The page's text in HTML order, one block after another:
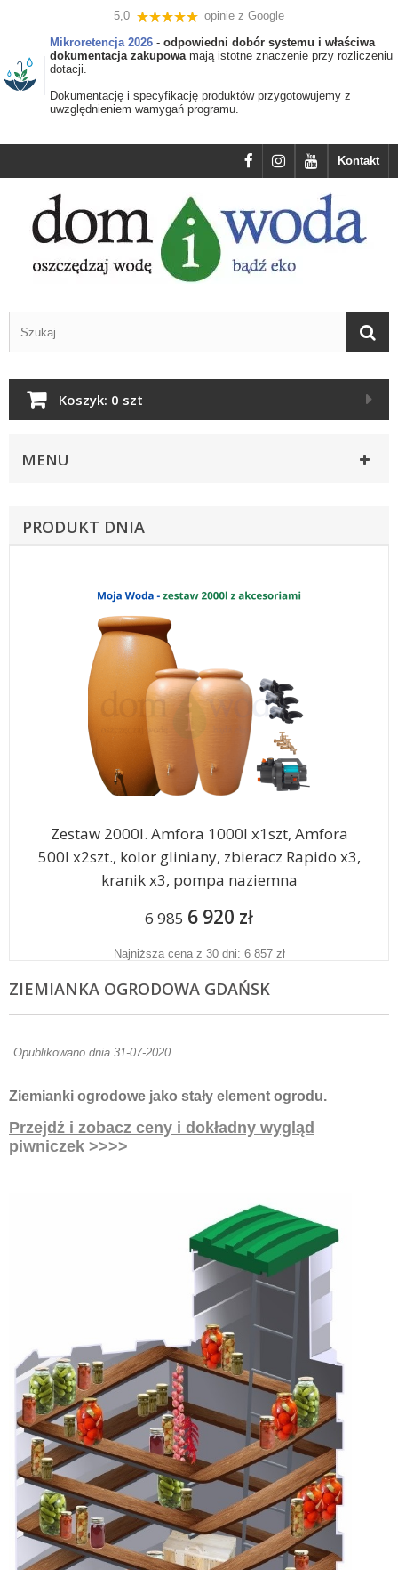
5,0
opinie z Google
Mikroretencja 2026 - odpowiedni dobór systemu i właściwa
dokumentacja zakupowamają istotne znaczenie przy rozliczeniu
dotacji.
Dokumentację i specyfikację produktów przygotowujemy z
uwzględnieniem wamygań programu.
Kontakt
Koszyk: 0 szt
MENU
PRODUKT DNIA
Zestaw 2000l. Amfora 1000l x1szt, Amfora
500l x2szt., kolor gliniany, zbieracz Rapido x3,
kranik x3, pompa naziemna
6 985 6 920 zł
Najniższa cena z 30 dni: 6 857 zł
ZIEMIANKA OGRODOWA GDAŃSK
Opublikowano dnia 31-07-2020
Ziemianki ogrodowe jako stały element ogrodu.
Przejdź i zobacz ceny i dokładny wygląd
piwniczek >>>>